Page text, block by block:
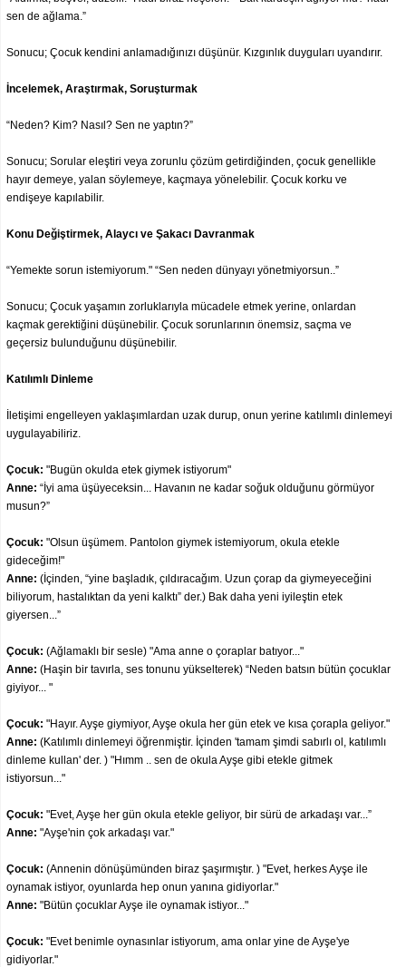
sen de ağlama.”
Sonucu; Çocuk kendini anlamadığınızı düşünür. Kızgınlık duyguları uyandırır.
İncelemek, Araştırmak, Soruşturmak
“Neden? Kim? Nasıl? Sen ne yaptın?”
Sonucu; Sorular eleştiri veya zorunlu çözüm getirdiğinden, çocuk genellikle
hayır demeye, yalan söylemeye, kaçmaya yönelebilir. Çocuk korku ve
endişeye kapılabilir.
Konu Değiştirmek, Alaycı ve Şakacı Davranmak
“Yemekte sorun istemiyorum." “Sen neden dünyayı yönetmiyorsun..”
Sonucu; Çocuk yaşamın zorluklarıyla mücadele etmek yerine, onlardan
kaçmak gerektiğini düşünebilir. Çocuk sorunlarının önemsiz, saçma ve
geçersiz bulunduğunu düşünebilir.
Katılımlı Dinleme
İletişimi engelleyen yaklaşımlardan uzak durup, onun yerine katılımlı dinlemeyi
uygulayabiliriz.
Çocuk: "Bugün okulda etek giymek istiyorum"
Anne: “İyi ama üşüyeceksin... Havanın ne kadar soğuk olduğunu görmüyor
musun?”
Çocuk: "Olsun üşümem. Pantolon giymek istemiyorum, okula etekle
gideceğim!"
Anne: (İçinden, “yine başladık, çıldıracağım. Uzun çorap da giymeyeceğini
biliyorum, hastalıktan da yeni kalktı” der.) Bak daha yeni iyileştin etek
giyersen...”
Çocuk: (Ağlamaklı bir sesle) "Ama anne o çoraplar batıyor..."
Anne: (Haşin bir tavırla, ses tonunu yükselterek) “Neden batsın bütün çocuklar
giyiyor... "
Çocuk: "Hayır. Ayşe giymiyor, Ayşe okula her gün etek ve kısa çorapla geliyor."
Anne: (Katılımlı dinlemeyi öğrenmiştir. İçinden 'tamam şimdi sabırlı ol, katılımlı
dinleme kullan' der. ) "Hımm .. sen de okula Ayşe gibi etekle gitmek
istiyorsun..."
Çocuk: "Evet, Ayşe her gün okula etekle geliyor, bir sürü de arkadaşı var...”
Anne: "Ayşe'nin çok arkadaşı var."
Çocuk: (Annenin dönüşümünden biraz şaşırmıştır. ) "Evet, herkes Ayşe ile
oynamak istiyor, oyunlarda hep onun yanına gidiyorlar."
Anne: "Bütün çocuklar Ayşe ile oynamak istiyor..."
Çocuk: "Evet benimle oynasınlar istiyorum, ama onlar yine de Ayşe'ye
gidiyorlar."